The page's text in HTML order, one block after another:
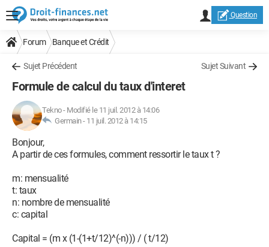
Question
Forum Banque et Crédit
Sujet Précédent Sujet Suivant
Formule de calcul du taux d'interet
Tekno- Modifié le 11 juil. 2012 à 14:06
Germain - 11 juil. 2012 à 14:15
Bonjour,
A partir de ces formules, comment ressortir le taux t ?
m: mensualité
t: taux
n: nombre de mensualité
c: capital
Capital = (m x (1-(1+t/12)^(-n))) / ( t/12)